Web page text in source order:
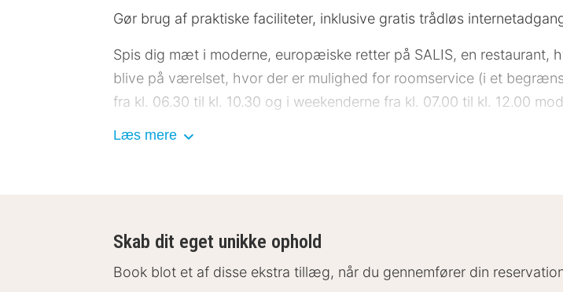
Gør brug af praktiske faciliteter, inklusive gratis trådløs
Spis dig mæt i moderne, europæiske retter på SALIS, en restaurant,
blive på værelset, hvor der er mulighed for roomservice (i et
fra kl. 06.30 til kl. 10.30 og i weekenderne fra kl. 07.00 til kl. 12.00
Hotelstars Union tildeler en officiel stjernebedømmelse for
rundt), og selvstændig parkering (tillægsgebyr) findes desuden på
Føl dig hjemme i et af de 135 værelser, der indeholder minibar og
Læs mere
Skab dit eget unikke ophold
Book blot et af disse ekstra tillæg, når du gennemfører din